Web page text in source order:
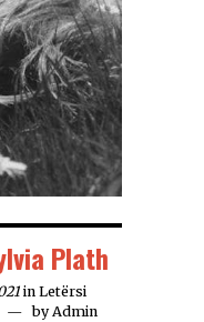
Plath
in Letërsi
byAdmin